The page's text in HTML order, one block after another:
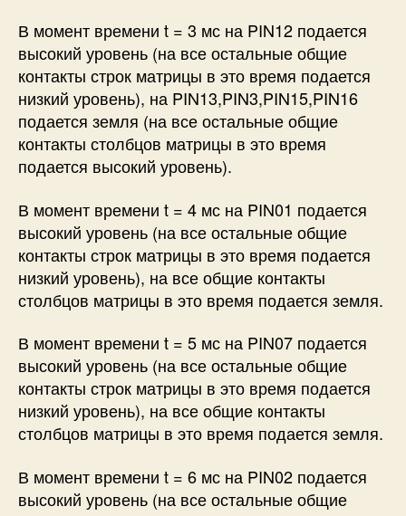
В момент времени t = 3 мс на PIN12 подается
высокий уровень (на все остальные общие
контакты строк матрицы в это время подается
низкий уровень), на PIN13,PIN3,PIN15,PIN16
подается земля (на все остальные общие
контакты столбцов матрицы в это время
подается высокий уровень).
В момент времени t = 4 мс на PIN01 подается
высокий уровень (на все остальные общие
контакты строк матрицы в это время подается
низкий уровень), на все общие контакты
столбцов матрицы в это время подается земля.
В момент времени t = 5 мс на PIN07 подается
высокий уровень (на все остальные общие
контакты строк матрицы в это время подается
низкий уровень), на все общие контакты
столбцов матрицы в это время подается земля.
В момент времени t = 6 мс на PIN02 подается
высокий уровень (на все остальные общие